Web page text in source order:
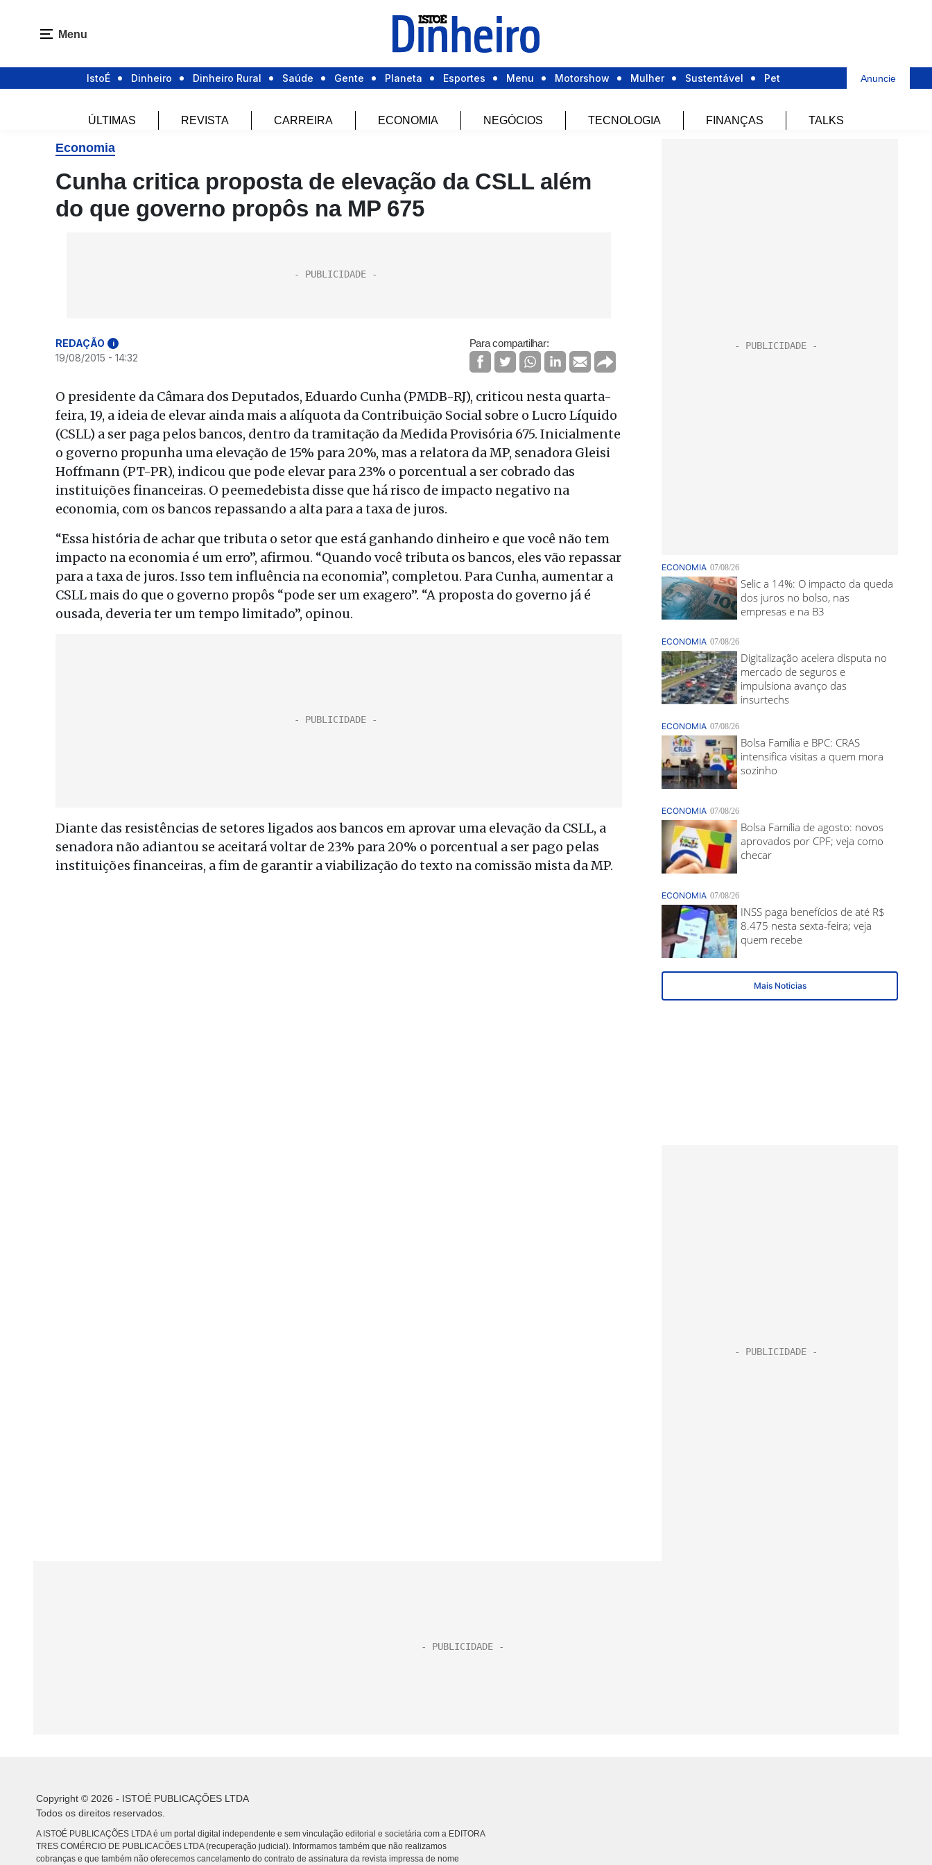
Menu
IstoÉ Dinheiro Dinheiro Rural Saúde Gente Planeta Esportes Menu Motorshow Mulher Sustentável Pet Anuncie
ÚLTIMAS REVISTA CARREIRA ECONOMIA NEGÓCIOS TECNOLOGIA FINANÇAS TALKS
Economia
Cunha critica proposta de elevação da CSLL além
do que governo propôs na MP 675
REDAÇÃO i
19/08/2015 - 14:32
Para compartilhar:
O presidente da Câmara dos Deputados, Eduardo Cunha (PMDB-RJ), criticou nesta quarta-
feira, 19, a ideia de elevar ainda mais a alíquota da Contribuição Social sobre o Lucro Líquido
(CSLL) a ser paga pelos bancos, dentro da tramitação da Medida Provisória 675. Inicialmente
o governo propunha uma elevação de 15% para 20%, mas a relatora da MP, senadora Gleisi
Hoffmann (PT-PR), indicou que pode elevar para 23% o porcentual a ser cobrado das
instituições financeiras. O peemedebista disse que há risco de impacto negativo na
economia, com os bancos repassando a alta para a taxa de juros.
“Essa história de achar que tributa o setor que está ganhando dinheiro e que você não tem
impacto na economia é um erro”, afirmou. “Quando você tributa os bancos, eles vão repassar
para a taxa de juros. Isso tem influência na economia”, completou. Para Cunha, aumentar a
CSLL mais do que o governo propôs “pode ser um exagero”. “A proposta do governo já é
ousada, deveria ter um tempo limitado”, opinou.
Diante das resistências de setores ligados aos bancos em aprovar uma elevação da CSLL, a
senadora não adiantou se aceitará voltar de 23% para 20% o porcentual a ser pago pelas
instituições financeiras, a fim de garantir a viabilização do texto na comissão mista da MP.
Copyright © 2026 - ISTOÉ PUBLICAÇÕES LTDA
Todos os direitos reservados.
A ISTOÉ PUBLICAÇÕES LTDA é um portal digital independente e sem vinculação editorial e societária com a EDITORA
TRES COMÉRCIO DE PUBLICACÕES LTDA (recuperação judicial). Informamos também que não realizamos
cobranças e que também não oferecemos cancelamento do contrato de assinatura da revista impressa de nome